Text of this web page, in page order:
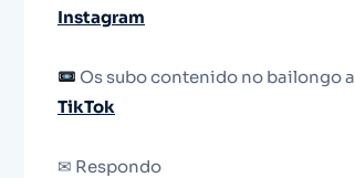
Instagram
Os subo contenido no bailongo a
TikTok
✉ Respondo